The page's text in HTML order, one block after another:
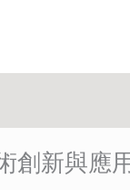
創新與應